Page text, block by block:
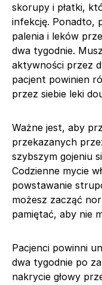
skorupy i płatki,
infekcję. Ponadto,
palenia i leków
dwa tygodnie.
aktywności przez
pacjent powinien
przez siebie leki
Ważne jest, aby
przekazanych
szybszym gojeniu
Codzienne mycie
powstawanie
możesz zacząć
pamiętać, aby nie
Pacjenci powinni
dwa tygodnie po
nakrycie głowy